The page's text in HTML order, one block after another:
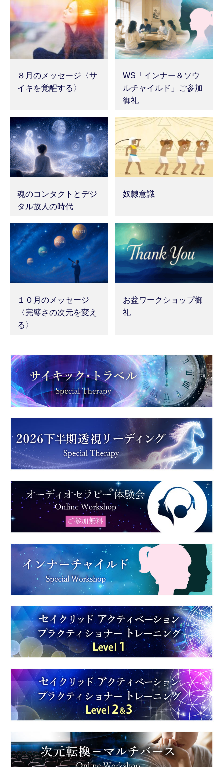
８月のメッセージ〈サ
イキを覚醒する〉
WS「インナー＆ソウ
ルチャイルド」ご参加
御礼
魂のコンタクトとデジ
タル故人の時代
奴隷意識
１０月のメッセージ
〈完璧さの次元を変え
る〉
お盆ワークショップ御
礼